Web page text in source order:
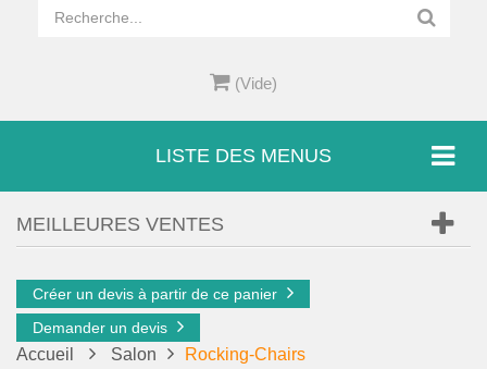
(Vide)
LISTE DES MENUS
MEILLEURES VENTES
Créer un devis à partir de ce panier
Demander un devis
Accueil Salon Rocking-Chairs